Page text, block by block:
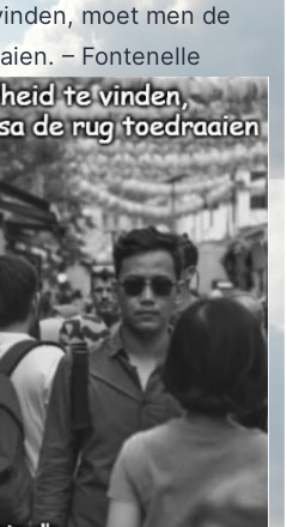
moet men de
– Fontenelle